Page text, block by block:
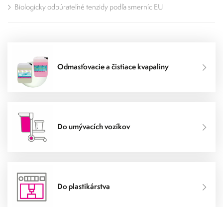
Biologicky odbúrateľné tenzidy podľa smerníc EU
Odmasťovacie a čistiace kvapaliny
Do umývacích vozíkov
Do plastikárstva